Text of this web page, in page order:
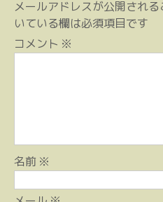
ー
シ
メールアドレスが公開される
いている欄は必須項目です
コメント ※
名前 ※